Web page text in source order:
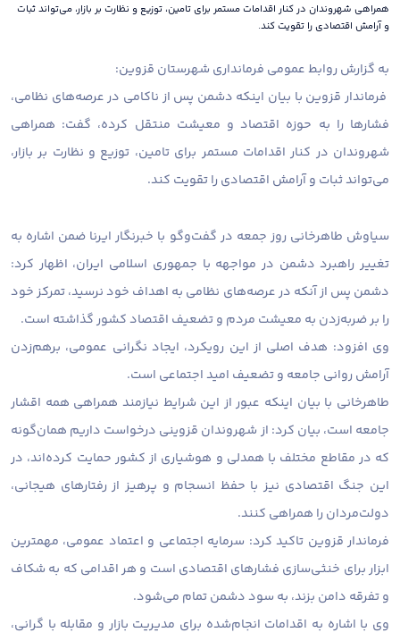
همراهی شهروندان در کنار اقدامات مستمر برای تامین، توزیع و نظارت بر بازار، می‌تواند ثبات
و آرامش اقتصادی را تقویت کند.
به گزارش روابط عمومی فرمانداری شهرستان قزوین:
فرماندار قزوین با بیان اینکه دشمن پس از ناکامی در عرصه‌های نظامی،
فشارها را به حوزه اقتصاد و معیشت منتقل کرده، گفت: همراهی
شهروندان در کنار اقدامات مستمر برای تامین، توزیع و نظارت بر بازار،
می‌تواند ثبات و آرامش اقتصادی را تقویت کند.
سیاوش طاهرخانی روز جمعه در گفت‌وگو با خبرنگار ایرنا ضمن اشاره به
تغییر راهبرد دشمن در مواجهه با جمهوری اسلامی ایران، اظهار کرد:
دشمن پس از آنکه در عرصه‌های نظامی به اهداف خود نرسید، تمرکز خود
را بر ضربه‌زدن به معیشت مردم و تضعیف اقتصاد کشور گذاشته است.
وی افزود: هدف اصلی از این رویکرد، ایجاد نگرانی عمومی، برهم‌زدن
آرامش روانی جامعه و تضعیف امید اجتماعی است.
طاهرخانی با بیان اینکه عبور از این شرایط نیازمند همراهی همه اقشار
جامعه است، بیان کرد: از شهروندان قزوینی درخواست داریم همان‌گونه
که در مقاطع مختلف با همدلی و هوشیاری از کشور حمایت کرده‌اند، در
این جنگ اقتصادی نیز با حفظ انسجام و پرهیز از رفتارهای هیجانی،
دولت‌مردان را همراهی کنند.
فرماندار قزوین تاکید کرد: سرمایه اجتماعی و اعتماد عمومی، مهمترین
ابزار برای خنثی‌سازی فشارهای اقتصادی است و هر اقدامی که به شکاف
و تفرقه دامن بزند، به سود دشمن تمام می‌شود.
وی با اشاره به اقدامات انجام‌شده برای مدیریت بازار و مقابله با گرانی،